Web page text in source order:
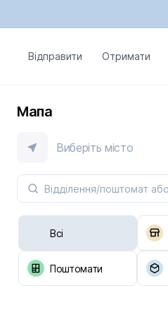
Відправити Отримати
Мапа
Виберіть місто
Всі
Поштомати